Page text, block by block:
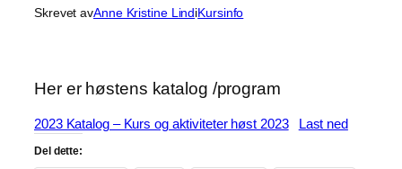
Skrevet avAnne Kristine LindiKursinfo
Her er høstens katalog /program
2023 Katalog – Kurs og aktiviteter høst 2023 Last ned
Del dette: